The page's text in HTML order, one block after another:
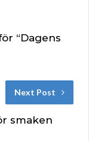
“Dagens
Next Post
smaken